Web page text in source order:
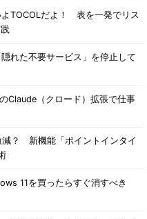
よTOCOLだよ！ 表を一発でリス
れた不要サービス」を停止して
Claude（クロード）拡張で仕事
減？ 新機能「ポイントインタイ
11を買ったらすぐ消すべき